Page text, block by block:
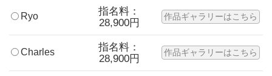
Ryo
指名料：
28,900円
作品ギャラリーはこちら
Charles
指名料：
28,900円
作品ギャラリーはこちら